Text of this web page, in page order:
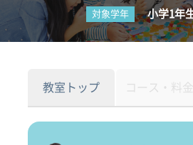
対象学年 小学1年
教室トップ コース・料金